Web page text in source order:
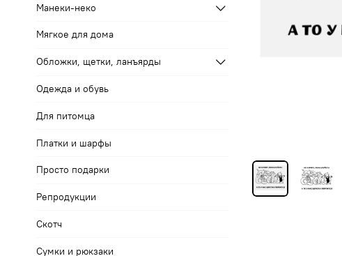
Манеки-неко
Мягкое для дома
Обложки, щетки, ланъярды
Одежда и обувь
Для питомца
Платки и шарфы
Просто подарки
Репродукции
Скотч
Сумки и рюкзаки